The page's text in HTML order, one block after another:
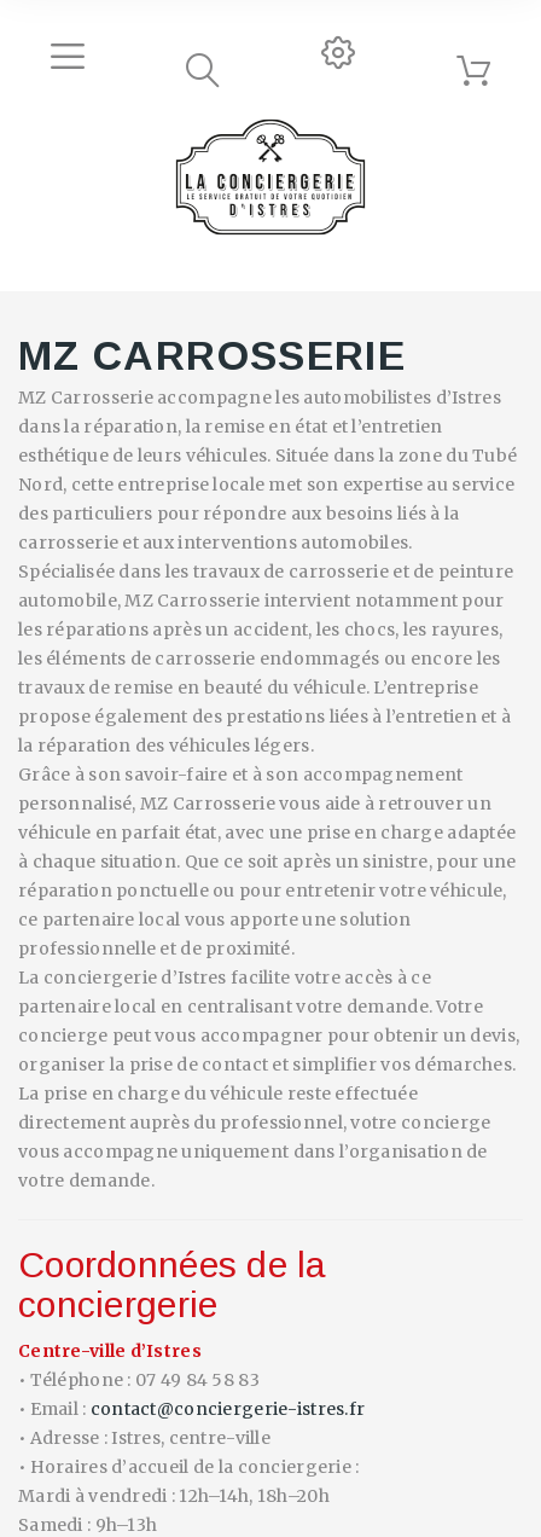
MZ CARROSSERIE
MZ Carrosserie accompagne les automobilistes d’Istres
dans la réparation, la remise en état et l’entretien
esthétique de leurs véhicules. Située dans la zone du Tubé
Nord, cette entreprise locale met son expertise au service
des particuliers pour répondre aux besoins liés à la
carrosserie et aux interventions automobiles.
Spécialisée dans les travaux de carrosserie et de peinture
automobile, MZ Carrosserie intervient notamment pour
les réparations après un accident, les chocs, les rayures,
les éléments de carrosserie endommagés ou encore les
travaux de remise en beauté du véhicule. L’entreprise
propose également des prestations liées à l’entretien et à
la réparation des véhicules légers.
Grâce à son savoir-faire et à son accompagnement
personnalisé, MZ Carrosserie vous aide à retrouver un
véhicule en parfait état, avec une prise en charge adaptée
à chaque situation. Que ce soit après un sinistre, pour une
réparation ponctuelle ou pour entretenir votre véhicule,
ce partenaire local vous apporte une solution
professionnelle et de proximité.
La conciergerie d’Istres facilite votre accès à ce
partenaire local en centralisant votre demande. Votre
concierge peut vous accompagner pour obtenir un devis,
organiser la prise de contact et simplifier vos démarches.
La prise en charge du véhicule reste effectuée
directement auprès du professionnel, votre concierge
vous accompagne uniquement dans l’organisation de
votre demande.
Coordonnées de la
conciergerie
Centre-ville d’Istres
• Téléphone : 07 49 84 58 83
• Email : contact@conciergerie-istres.fr
• Adresse : Istres, centre-ville
• Horaires d’accueil de la conciergerie :
Mardi à vendredi : 12h–14h, 18h–20h
Samedi : 9h–13h